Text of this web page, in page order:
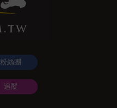
粉絲團
追蹤